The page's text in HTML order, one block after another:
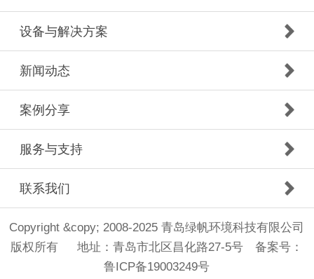
设备与解决方案
新闻动态
案例分享
服务与支持
联系我们
Copyright &copy; 2008-2025 青岛绿帆环境科技有限公司
版权所有 地址：青岛市北区昌化路27-5号 备案号：
鲁ICP备19003249号